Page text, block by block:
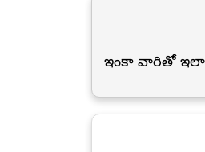
ఇంకా వారితో ఇలా